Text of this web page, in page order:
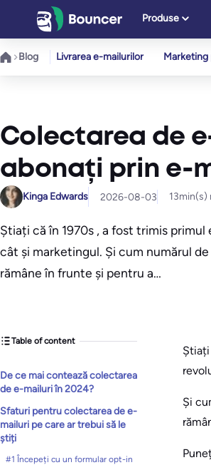
conținut
Produse
Blog Livrarea e-mailurilor Marketing
Colectarea de
abonați prin e-
Kinga Edwards 2026-08-03 13min(s)
Știați că în 1970s , a fost trimis
cât și marketingul. Și cum numărul
rămâne în frunte și pentru a…
Table of content
De ce mai contează colectarea
de e-mailuri în 2024?
Sfaturi pentru colectarea de e-
mailuri pe care ar trebui să le
știți
#1 Începeți cu un formular opt-in
Și